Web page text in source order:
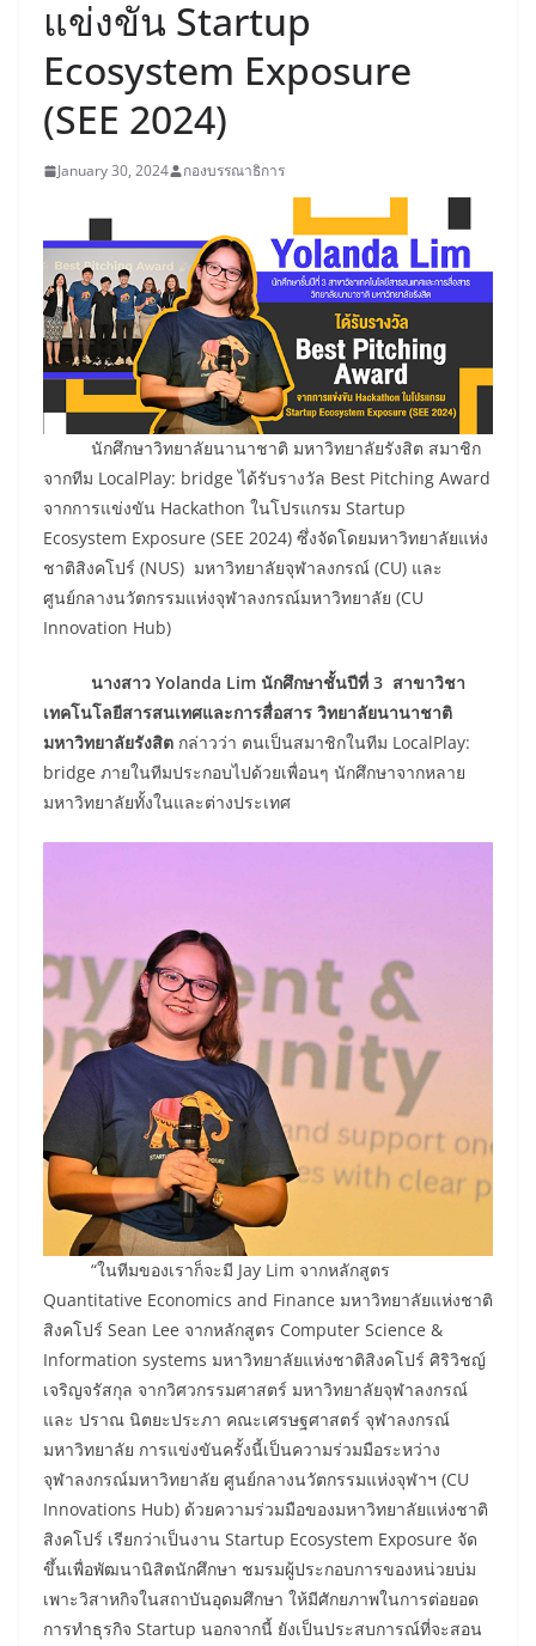
แข่งขัน Startup
Ecosystem Exposure
(SEE 2024)
January 30, 2024 กองบรรณาธิการ
นักศึกษาวิทยาลัยนานาชาติ มหาวิทยาลัยรังสิต สมาชิก
จากทีม LocalPlay: bridge ได้รับรางวัล Best Pitching Award
จากการแข่งขัน Hackathon ในโปรแกรม Startup
Ecosystem Exposure (SEE 2024) ซึ่งจัดโดยมหาวิทยาลัยแห่ง
ชาติสิงคโปร์ (NUS) มหาวิทยาลัยจุฬาลงกรณ์ (CU) และ
ศูนย์กลางนวัตกรรมแห่งจุฬาลงกรณ์มหาวิทยาลัย (CU
Innovation Hub)
นางสาว Yolanda Lim นักศึกษาชั้นปีที่ 3 สาขาวิชา
เทคโนโลยีสารสนเทศและการสื่อสาร วิทยาลัยนานาชาติ
มหาวิทยาลัยรังสิต กล่าวว่า ตนเป็นสมาชิกในทีม LocalPlay:
bridge ภายในทีมประกอบไปด้วยเพื่อนๆ นักศึกษาจากหลาย
มหาวิทยาลัยทั้งในและต่างประเทศ
“ในทีมของเราก็จะมี Jay Lim จากหลักสูตร
Quantitative Economics and Finance มหาวิทยาลัยแห่งชาติ
สิงคโปร์ Sean Lee จากหลักสูตร Computer Science &
Information systems มหาวิทยาลัยแห่งชาติสิงคโปร์ ศิริวิชญ์
เจริญจรัสกุล จากวิศวกรรมศาสตร์ มหาวิทยาลัยจุฬาลงกรณ์
และ ปราณ นิตยะประภา คณะเศรษฐศาสตร์ จุฬาลงกรณ์
มหาวิทยาลัย การแข่งขันครั้งนี้เป็นความร่วมมือระหว่าง
จุฬาลงกรณ์มหาวิทยาลัย ศูนย์กลางนวัตกรรมแห่งจุฬาฯ (CU
Innovations Hub) ด้วยความร่วมมือของมหาวิทยาลัยแห่งชาติ
สิงคโปร์ เรียกว่าเป็นงาน Startup Ecosystem Exposure จัด
ขึ้นเพื่อพัฒนานิสิตนักศึกษา ชมรมผู้ประกอบการของหน่วยบ่ม
เพาะวิสาหกิจในสถาบันอุดมศึกษา ให้มีศักยภาพในการต่อยอด
การทำธุรกิจ Startup นอกจากนี้ ยังเป็นประสบการณ์ที่จะสอน